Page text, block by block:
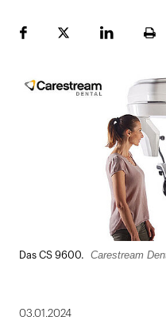
FacebookPlattformLinekdInSeite
Das CS 9600. Carestream
03.01.2024